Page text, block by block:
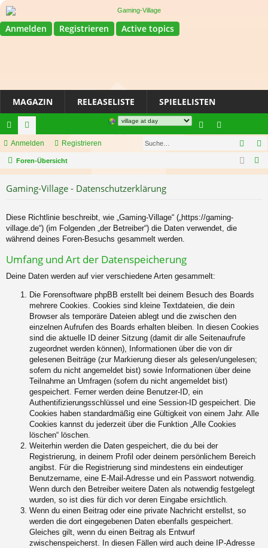
Anmelden Registrieren Active topics
MAGAZIN RELEASELISTE SPIELELISTEN
ch
ne
riff
or
en
n n
Anmelden Registrieren
Foren-Übersicht
u
Gaming-Village - Datenschutzerklärung
Diese Richtlinie beschreibt, wie „Gaming-Village“ („https://gaming-
village.de“) (im Folgenden „der Betreiber“) die Daten verwendet, die
während deines Foren-Besuchs gesammelt werden.
Umfang und Art der Datenspeicherung
Deine Daten werden auf vier verschiedene Arten gesammelt:
Die Forensoftware phpBB erstellt bei deinem Besuch des Boards
mehrere Cookies. Cookies sind kleine Textdateien, die dein
Browser als temporäre Dateien ablegt und die zwischen den
einzelnen Aufrufen des Boards erhalten bleiben. In diesen Cookies
sind die aktuelle ID deiner Sitzung (damit dir alle Seitenaufrufe
zugeordnet werden können), Informationen über die von dir
gelesenen Beiträge (zur Markierung dieser als gelesen/ungelesen;
sofern du nicht angemeldet bist) sowie Informationen über deine
Teilnahme an Umfragen (sofern du nicht angemeldet bist)
gespeichert. Ferner werden deine Benutzer-ID, ein
Authentifizierungsschlüssel und eine Session-ID gespeichert. Die
Cookies haben standardmäßig eine Gültigkeit von einem Jahr. Alle
Cookies kannst du jederzeit über die Funktion „Alle Cookies
löschen“ löschen.
Weiterhin werden die Daten gespeichert, die du bei der
Registrierung, in deinem Profil oder deinem persönlichem Bereich
angibst. Für die Registrierung sind mindestens ein eindeutiger
Benutzername, eine E-Mail-Adresse und ein Passwort notwendig.
Wenn durch den Betreiber weitere Daten als notwendig festgelegt
wurden, so ist dies für dich vor deren Eingabe ersichtlich.
Wenn du einen Beitrag oder eine private Nachricht erstellst, so
werden die dort eingegebenen Daten ebenfalls gespeichert.
Gleiches gilt, wenn du einen Beitrag als Entwurf
zwischenspeicherst. In diesen Fällen wird auch deine IP-Adresse